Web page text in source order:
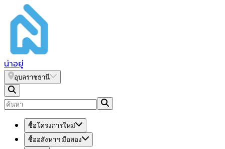
น่าอยู่
อุบลราชธานี
ซื้อโครงการใหม่
ซื้ออสังหาฯ มือสอง